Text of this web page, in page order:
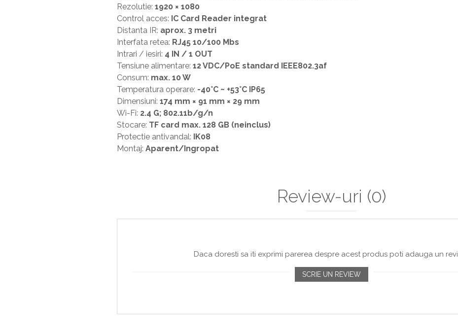
Rezolutie: 1920 × 1080
Control acces: IC Card Reader integrat
Distanta IR: aprox. 3 metri
Interfata retea: RJ45 10/100 Mbs
Intrari / iesiri: 4 IN / 1 OUT
Tensiune alimentare: 12 VDC/PoE standard IEEE802.3af
Consum: max. 10 W
Temperatura operare: -40°C ~ +53°C IP65
Dimensiuni: 174 mm × 91 mm × 29 mm
Wi-Fi: 2.4 G; 802.11b/g/n
Stocare: TF card max. 128 GB (neinclus)
Protectie antivandal: IK08
Montaj: Aparent/Ingropat
Review-uri (0)
Daca doresti sa iti exprimi parerea despre acest produs poti adauga un
SCRIE UN REVIEW